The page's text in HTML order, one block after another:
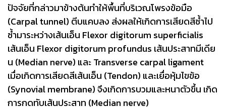
ปัจจัยที่กล่าวมาข้างต้นทำให้พื้นที่บริเวณโพรงข้อมือ
(Carpal tunnel) ตีบแคบลง ส่งผลให้เกิดการเสียดสีซ้ำไป
ซ้ำมาระหว่างเส้นเอ็น Flexor digitorum superficialis
เส้นเอ็น Flexor digitorum profundus เส้นประสาทมีเดีย
น (Median nerve) และ Transverse carpal ligament
เมื่อเกิดการเสียดสีเส้นเอ็น (Tendon) และเยื่อหุ้มไขข้อ
(Synovial membrane) จึงเกิดการบวมและหนาตัวขึ้น เกิด
การกดทับเส้นประสาท (Median nerve)